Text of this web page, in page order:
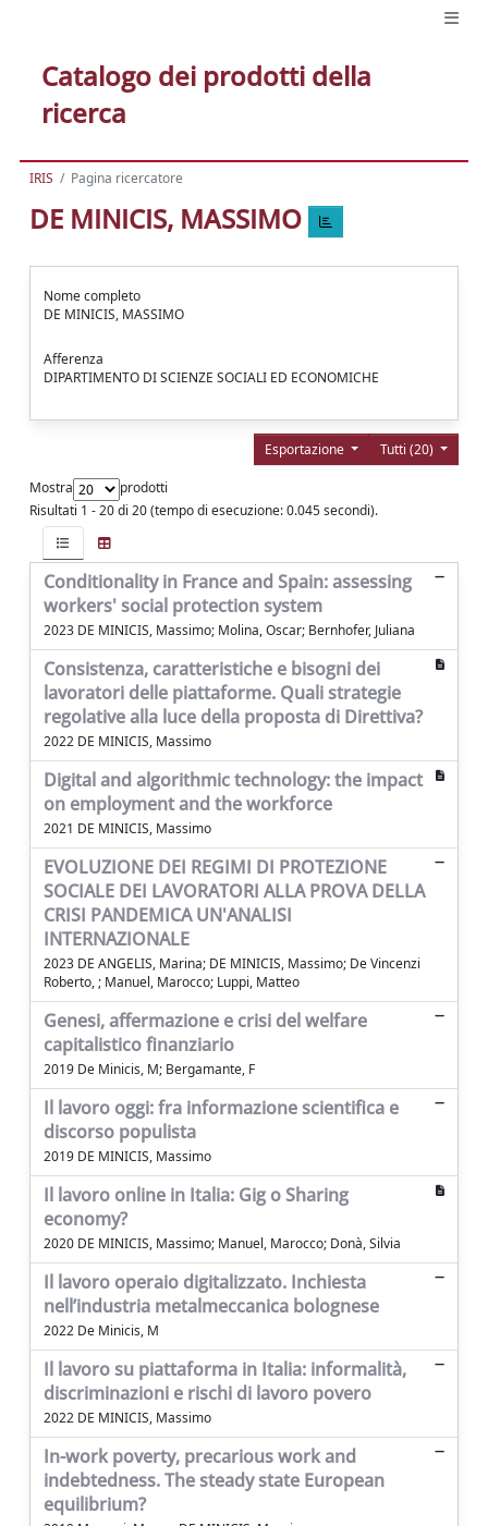
Catalogo dei prodotti della
ricerca
IRIS Pagina ricercatore
DE MINICIS, MASSIMO
Nome completo
DE MINICIS, MASSIMO
Afferenza
DIPARTIMENTO DI SCIENZE SOCIALI ED ECONOMICHE
Tutti (20)
Esportazione
Mostra
prodotti
Risultati 1 - 20 di 20 (tempo di esecuzione: 0.045 secondi).
Conditionality in France and Spain: assessing
workers' social protection system
2023 DE MINICIS, Massimo; Molina, Oscar; Bernhofer, Juliana
Consistenza, caratteristiche e bisogni dei
lavoratori delle piattaforme. Quali strategie
regolative alla luce della proposta di Direttiva?
2022 DE MINICIS, Massimo
Digital and algorithmic technology: the impact
on employment and the workforce
2021 DE MINICIS, Massimo
EVOLUZIONE DEI REGIMI DI PROTEZIONE
SOCIALE DEI LAVORATORI ALLA PROVA DELLA
CRISI PANDEMICA UN'ANALISI
INTERNAZIONALE
2023 DE ANGELIS, Marina; DE MINICIS, Massimo; De Vincenzi
Roberto, ; Manuel, Marocco; Luppi, Matteo
Genesi, affermazione e crisi del welfare
capitalistico finanziario
2019 De Minicis, M; Bergamante, F
Il lavoro oggi: fra informazione scientifica e
discorso populista
2019 DE MINICIS, Massimo
Il lavoro online in Italia: Gig o Sharing
economy?
2020 DE MINICIS, Massimo; Manuel, Marocco; Donà, Silvia
Il lavoro operaio digitalizzato. Inchiesta
nell’industria metalmeccanica bolognese
2022 De Minicis, M
Il lavoro su piattaforma in Italia: informalità,
discriminazioni e rischi di lavoro povero
2022 DE MINICIS, Massimo
In-work poverty, precarious work and
indebtedness. The steady state European
equilibrium?